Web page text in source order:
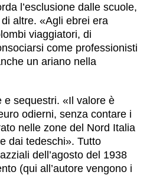
l’esclusione dalle scuole,
altre. «Agli ebrei era
viaggiatori, di
come professionisti
un ariano nella
e sequestri. «Il valore è
odierni, senza contare i
nelle zone del Nord Italia
dai tedeschi». Tutto
dell’agosto del 1938
(qui all’autore vengono i